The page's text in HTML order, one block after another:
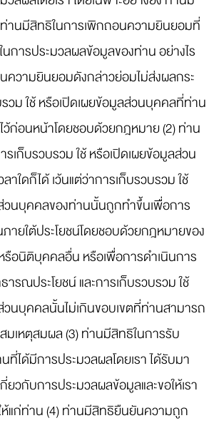
านมีสิทธิในการเพิกถอนความยินยอมที่
การประมวลผลข้อมูลของท่าน อย่างไร
วามยินยอมดังกล่าวย่อมไม่ส่งผลกระ
วม ใช้ หรือเปิดเผยข้อมูลส่วนบุคคลที่ท่าน
ว้ก่อนหน้าโดยชอบด้วยกฎหมาย (2) ท่าน
เก็บรวบรวม ใช้ หรือเปิดเผยข้อมูลส่วน
าใดก็ได้ เว้นแต่ว่าการเก็บรวบรวม ใช้
วนบุคคลของท่านนั้นถูกทำขึ้นเพื่อการ
ายใต้ประโยชน์โดยชอบด้วยกฎหมายของ
รือนิติบุคคลอื่น หรือเพื่อการดำเนินการ
รณประโยชน์ และการเก็บรวบรวม ใช้
วนบุคคลนั้นไม่เกินขอบเขตที่ท่านสามารถ
มเหตุสมผล (3) ท่านมีสิทธิในการรับ
ได้มีการประมวลผลโดยเรา ได้รับมา
ยวกับการประมวลผลข้อมูลและขอให้เรา
ห้แก่ท่าน (4) ท่านมีสิทธิยืนยันความถูก